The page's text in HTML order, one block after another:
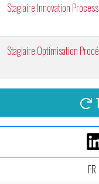
Stagiaire Innovation Process
Stagiaire Optimisation
FR